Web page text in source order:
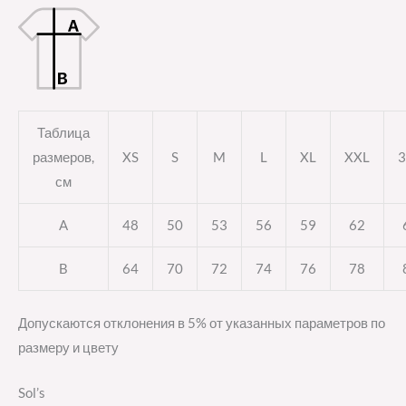
Таблица
размеров,
см
XS S M L XL XXL
A 48 50 53 56 59 62
B 64 70 72 74 76 78
Допускаются отклонения в 5% от указанных параметров по
размеру и цвету
Sol’s